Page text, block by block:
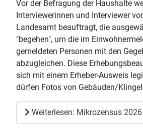
Vor der Befragung der Haushalte
Interviewerinnen und Interviewer
Landesamt beauftragt, die
"begehen", um die im
gemeldeten Personen mit den
abzugleichen. Diese
sich mit einem Erheber-Ausweis
dürfen Fotos von Gebäuden/
Weiterlesen: Mikrozensus 2026